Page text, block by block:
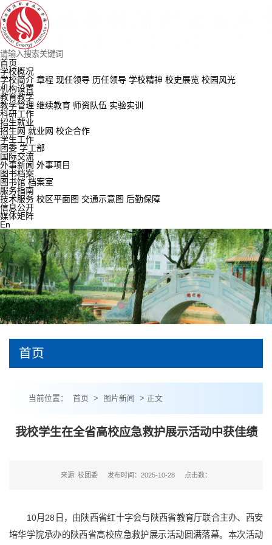
首页
学校概况
学校简介 章程 现任领导 历任领导 学校精神 校史展览 校园风光
机构设置
教育教学
教学管理 继续教育 师资队伍 实验实训
科研工作
招生就业
招生网 就业网 校企合作
学生工作
团委 学工部
国际交流
外事新闻 外事项目
图书档案
图书馆 档案室
服务指南
技术服务 校区平面图 交通示意图 后勤保障
信息公开
媒体矩阵
En
首页
当前位置： 首页 > 图片新闻 > 正文
我校学生在全省高校应急救护展示活动中获佳绩
来源: 校团委 发布时间：2025-10-28 点击数：
10月28日，由陕西省红十字会与陕西省教育厅联合主办、西安
培华学院承办的陕西省高校应急救护展示活动圆满落幕。本次活动